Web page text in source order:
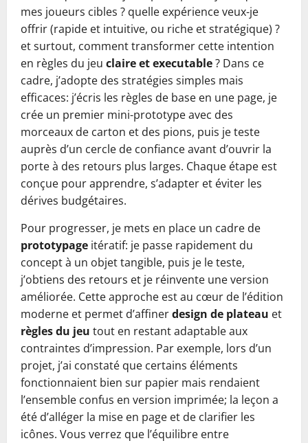
mes joueurs cibles ? quelle expérience veux-je
offrir (rapide et intuitive, ou riche et stratégique) ?
et surtout, comment transformer cette intention
en règles du jeu claire et executable? Dans ce
cadre, j’adopte des stratégies simples mais
efficaces: j’écris les règles de base en une page, je
crée un premier mini-prototype avec des
morceaux de carton et des pions, puis je teste
auprès d’un cercle de confiance avant d’ouvrir la
porte à des retours plus larges. Chaque étape est
conçue pour apprendre, s’adapter et éviter les
dérives budgétaires.
Pour progresser, je mets en place un cadre de
prototypage itératif: je passe rapidement du
concept à un objet tangible, puis je le teste,
j’obtiens des retours et je réinvente une version
améliorée. Cette approche est au cœur de l’édition
moderne et permet d’affinerdesign de plateau et
règles du jeu tout en restant adaptable aux
contraintes d’impression. Par exemple, lors d’un
projet, j’ai constaté que certains éléments
fonctionnaient bien sur papier mais rendaient
l’ensemble confus en version imprimée; la leçon a
été d’alléger la mise en page et de clarifier les
icônes. Vous verrez que l’équilibre entre